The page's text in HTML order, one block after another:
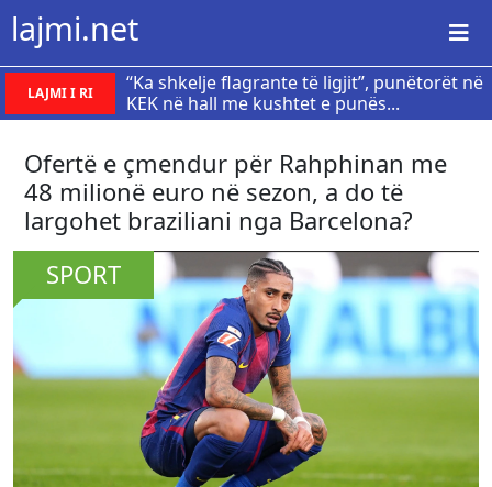
lajmi.net
LAJMI I RI
“Ka shkelje flagrante të ligjit”, punëtorët në
KEK në hall me kushtet e punës...
Ofertë e çmendur për Rahphinan me
48 milionë euro në sezon, a do të
largohet braziliani nga Barcelona?
SPORT